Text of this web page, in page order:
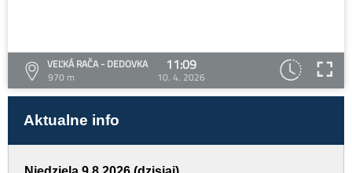
VEĽKÁ RAČA - DEDOVKA
970 m
11:09
10. 4. 2026
Aktualne info